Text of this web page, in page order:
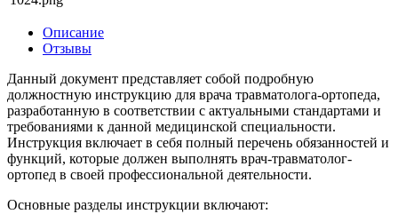
Описание
Отзывы
Данный документ представляет собой подробную
должностную инструкцию для врача травматолога-ортопеда,
разработанную в соответствии с актуальными стандартами и
требованиями к данной медицинской специальности.
Инструкция включает в себя полный перечень обязанностей и
функций, которые должен выполнять врач-травматолог-
ортопед в своей профессиональной деятельности.
Основные разделы инструкции включают: